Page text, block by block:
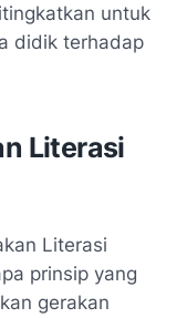
untuk
didik terhadap
Literasi
Literasi
prinsip yang
gerakan